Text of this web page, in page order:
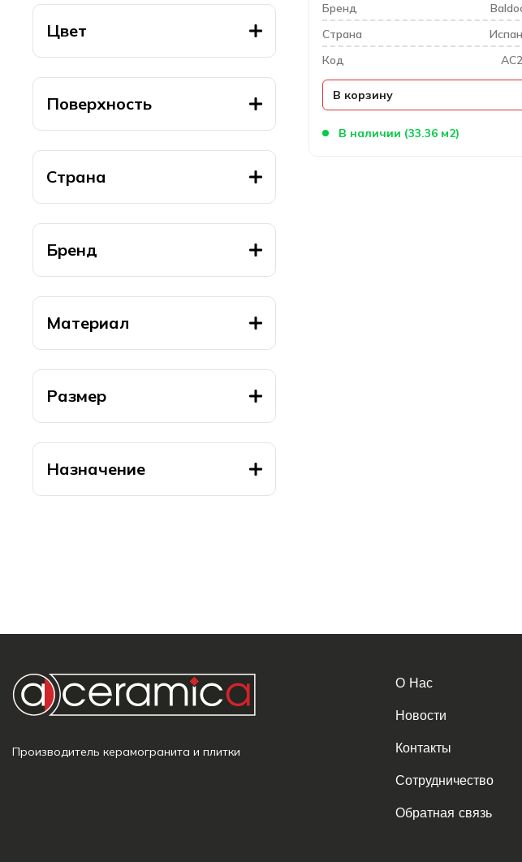
Цвет
Поверхность
Страна
Бренд
Материал
Размер
Назначение
В наличии (33.36 м2)
Бренд
Cтрана
Код
В корзину
Производитель керамогранита и плитки
О Нас
Новости
Контакты
Сотрудничество
Обратная связь